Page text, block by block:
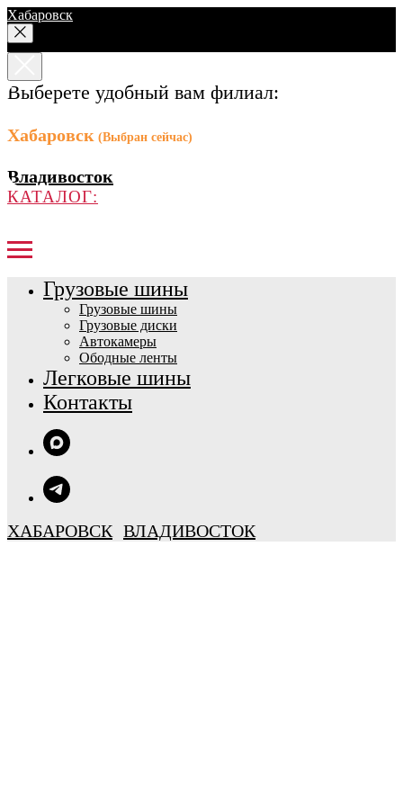
Хабаровск
Выберете удобный вам филиал:
Хабаровск (Выбран сейчас)
Владивосток
КАТАЛОГ:
Грузовые шины
Грузовые шины
Грузовые диски
Автокамеры
Ободные ленты
Легковые шины
Контакты
ХАБАРОВСК ВЛАДИВОСТОК